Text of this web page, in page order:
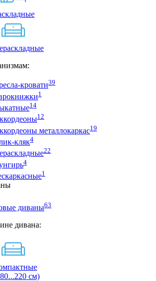
кровати39
1
14
12
металлокаркас19
кляк4
22
4
1
диваны63
дивана:
см)